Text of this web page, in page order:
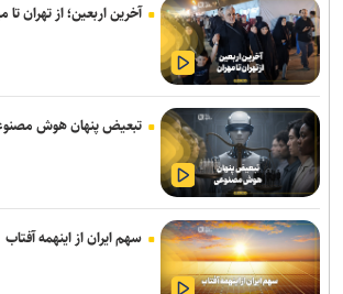
شهدا حامیان معنوی و راهبر مسیر زندگی هستند/
استکبار در پی مقاومت ملت ایران
۵۳ هزار موتور سوار به دلیل تردد در خطوط ویژه اعمال قانون شدند
ترخیص اتوبوس‌های وارداتی از منطقه آزاد فرودگاه
آقامیری: زمان اجرای طرح‌ ترافیک موتورسیکلت‌ها
استفاده از کمربند ایمنی نخستین شرط حفظ
درحوادث ناگوار رانندگی
آخرین اربعین؛ از تهران تا
تبعیض پنهان هوش
سهم ایران از اینهمه آفتاب